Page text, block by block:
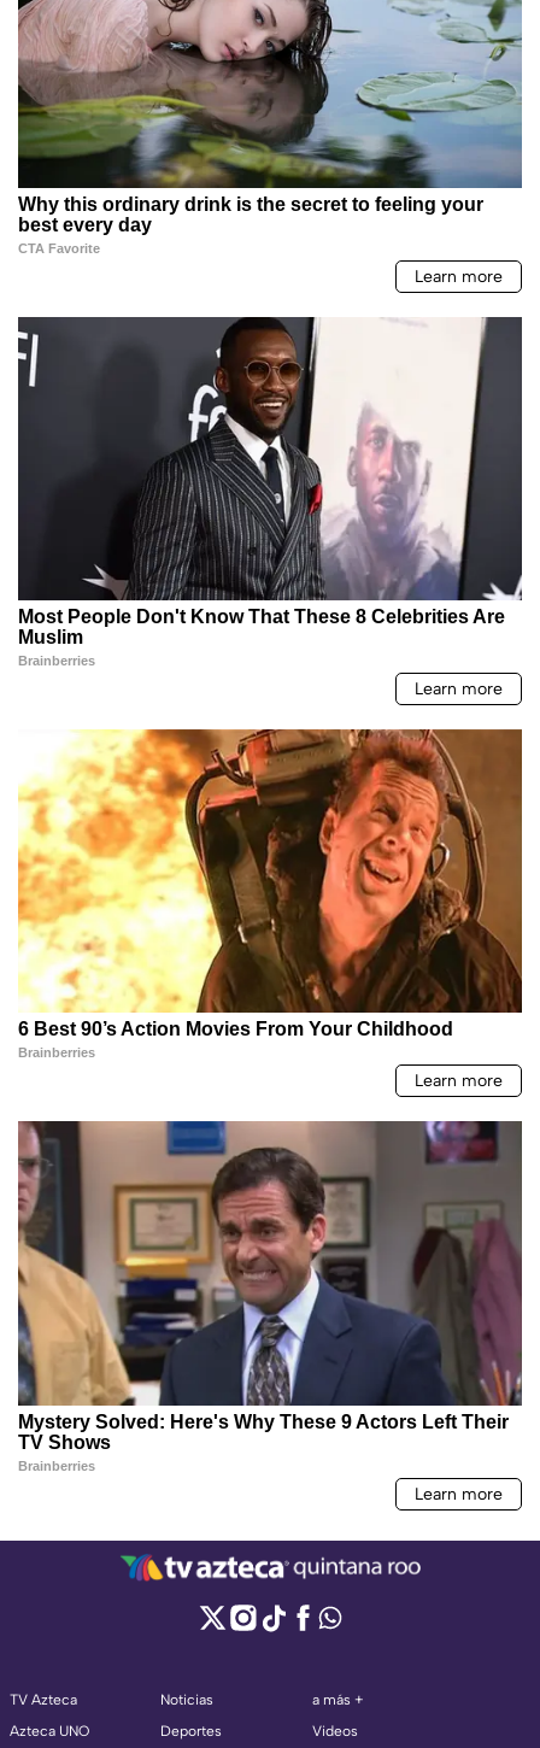
TV Azteca
Azteca UNO
Noticias
Deportes
a más +
Videos